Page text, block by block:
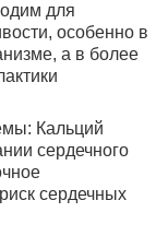
для
особенно в
а в более
Кальций
сердечного
сердечных